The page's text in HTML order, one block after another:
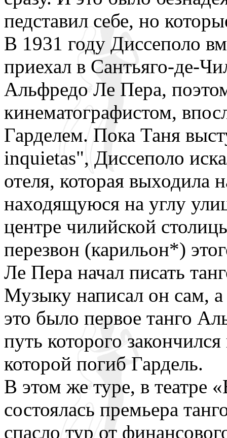
педставил себе, но
В 1931 году Диссеполо
приехал в Сантьяго-де-
Альфредо Ле Пера,
кинематографистом,
Гарделем. Пока Таня
inquietas", Диссеполо
отеля, которая выходила
находящуюся на углу
центре чилийской
перезвон (карильон*)
Ле Пера начал писать
Музыку написал он сам, а
это было первое танго
путь которого
которой погиб Гардель.
В этом же туре, в театре
состоялась премьера
спасло тур от